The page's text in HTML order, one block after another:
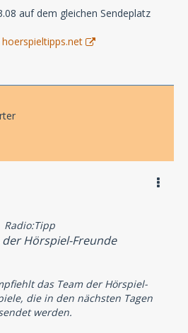
auf dem gleichen Sendeplatz
Radio:Tipp
der Hörspiel-Freunde
das Team der Hörspiel-
die in den nächsten Tagen
werden.